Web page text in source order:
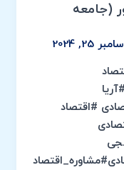
حضور (جامعه
25, 2024
#اقتصاد